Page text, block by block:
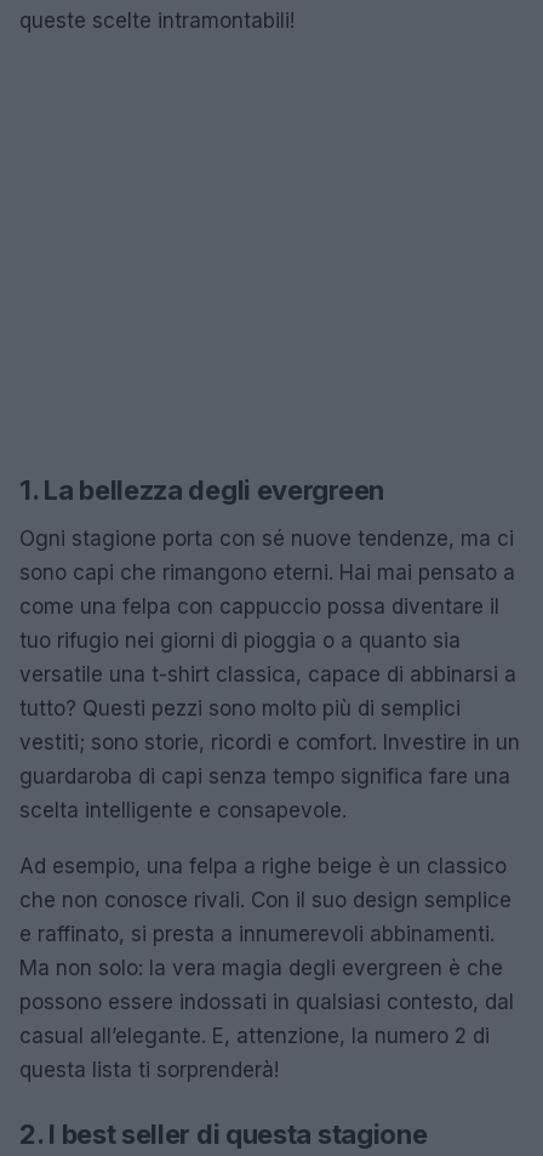
queste scelte intramontabili!
1. La bellezza degli evergreen
Ogni stagione porta con sé nuove tendenze, ma ci
sono capi che rimangono eterni. Hai mai pensato a
come una felpa con cappuccio possa diventare il
tuo rifugio nei giorni di pioggia o a quanto sia
versatile una t-shirt classica, capace di abbinarsi a
tutto? Questi pezzi sono molto più di semplici
vestiti; sono storie, ricordi e comfort. Investire in un
guardaroba di capi senza tempo significa fare una
scelta intelligente e consapevole.
Ad esempio, una felpa a righe beige è un classico
che non conosce rivali. Con il suo design semplice
e raffinato, si presta a innumerevoli abbinamenti.
Ma non solo: la vera magia degli evergreen è che
possono essere indossati in qualsiasi contesto, dal
casual all’elegante. E, attenzione, la numero 2 di
questa lista ti sorprenderà!
2. I best seller di questa stagione